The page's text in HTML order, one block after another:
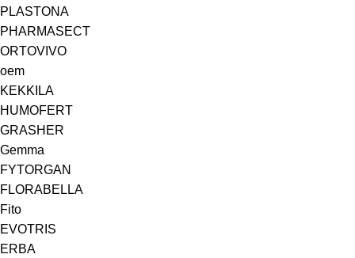
PLASTONA
PHARMASECT
ORTOVIVO
oem
KEKKILA
HUMOFERT
GRASHER
Gemma
FYTORGAN
FLORABELLA
Fito
EVOTRIS
ERBA